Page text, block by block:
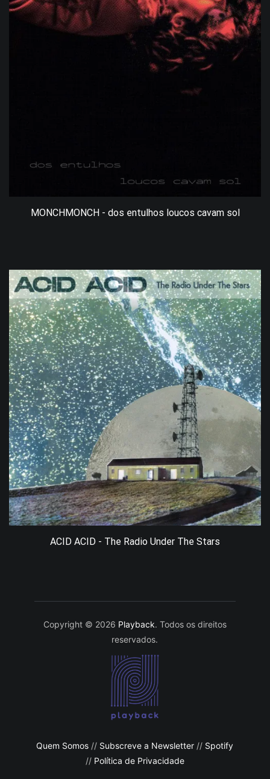
MONCHMONCH - dos entulhos loucos cavam sol
ACID ACID - The Radio Under The Stars
Copyright © 2026 Playback. Todos os direitos
reservados.
Quem Somos // Subscreve a Newsletter // Spotify
// Política de Privacidade